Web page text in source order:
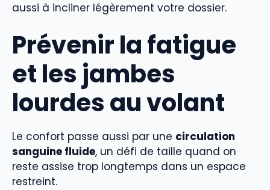
aussi à incliner légèrement votre dossier.
Prévenir la fatigue
et les jambes
lourdes au volant
Le confort passe aussi par une circulation
sanguine fluide, un défi de taille quand on
reste assise trop longtemps dans un espace
restreint.